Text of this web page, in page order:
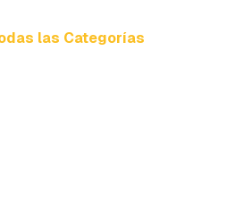
las Categorías